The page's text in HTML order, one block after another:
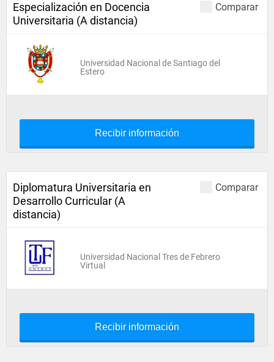
Comparar
Especialización en Docencia
Universitaria (A distancia)
Universidad Nacional de Santiago del
Estero
Recibir información
Comparar
Diplomatura Universitaria en
Desarrollo Curricular (A
distancia)
Universidad Nacional Tres de Febrero
Virtual
Recibir información